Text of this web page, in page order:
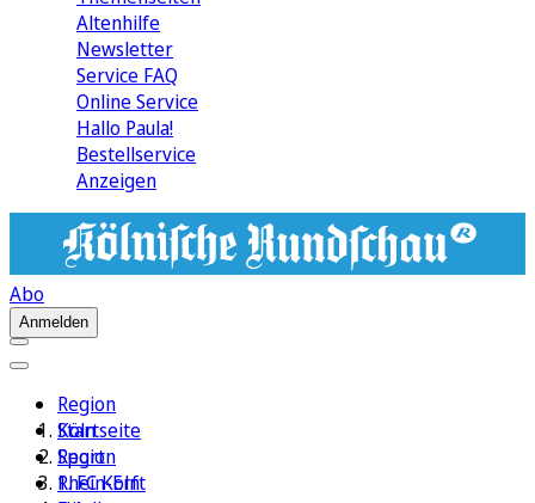
Altenhilfe
Newsletter
Service FAQ
Online Service
Hallo Paula!
Bestellservice
Anzeigen
Abo
Anmelden
Region
Köln
Sport
1. FC Köln
Startseite
Region
Rhein-Erft